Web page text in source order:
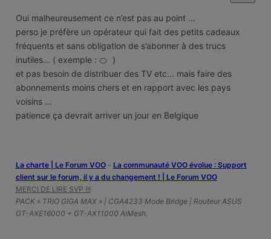
Oui malheureusement ce n’est pas au point …
perso je préfère un opérateur qui fait des petits cadeaux
fréquents et sans obligation de s’abonner à des trucs
inutiles… ( exemple : 🍊 )
et pas besoin de distribuer des TV etc… mais faire des
abonnements moins chers et en rapport avec les pays
voisins …
patience ça devrait arriver un jour en Belgique
La charte | Le Forum VOO- ‎La communauté VOO évolue : Support
client sur le forum, il y a du changement ! | Le Forum VOO
MERCI DE LIRE SVP !!!
PACK « TRIO GIGA MAX » | CGA4233 Mode Bridge | Routeur ASUS
GT-AXE16000 + GT-AX11000 AiMesh.